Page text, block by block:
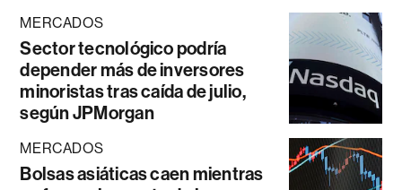
MERCADOS
Sector tecnológico podría
depender más de inversores
minoristas tras caída de julio,
según JPMorgan
MERCADOS
Bolsas asiáticas caen mientras